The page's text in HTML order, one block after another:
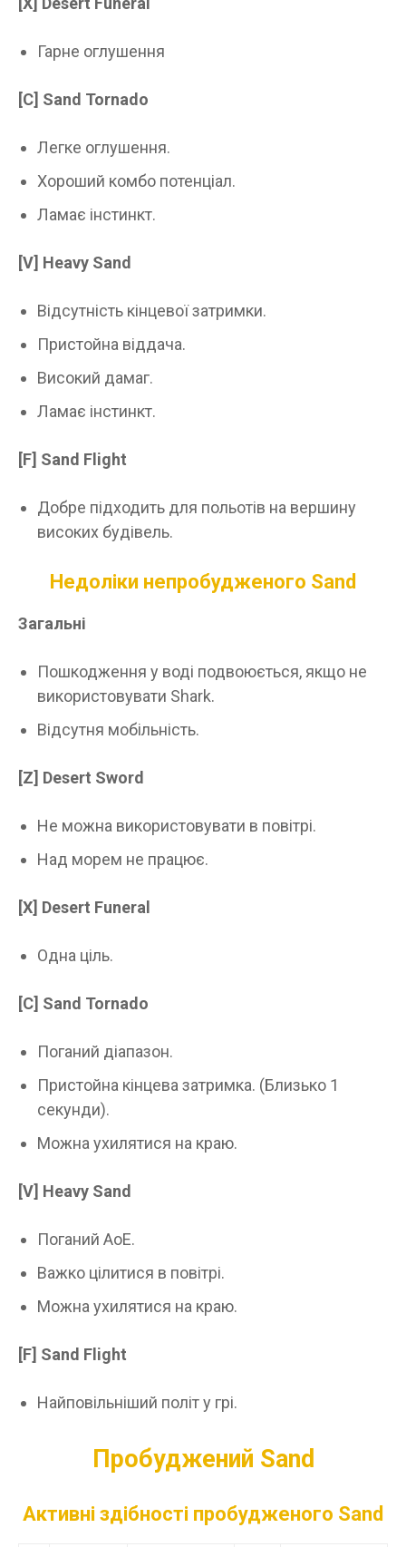
Гарне оглушення
[C] Sand Tornado
Легке оглушення.
Хороший комбо потенціал.
Ламає інстинкт.
[V] Heavy Sand
Відсутність кінцевої затримки.
Пристойна віддача.
Високий дамаг.
Ламає інстинкт.
[F] Sand Flight
Добре підходить для польотів на вершину
високих будівель.
Недоліки непробудженого Sand
Загальні
Пошкодження у воді подвоюється, якщо не
використовувати Shark.
Відсутня мобільність.
[Z] Desert Sword
Не можна використовувати в повітрі.
Над морем не працює.
[X] Desert Funeral
Одна ціль.
[C] Sand Tornado
Поганий діапазон.
Пристойна кінцева затримка. (Близько 1
секунди).
Можна ухилятися на краю.
[V] Heavy Sand
Поганий AoE.
Важко цілитися в повітрі.
Можна ухилятися на краю.
[F] Sand Flight
Найповільніший політ у грі.
Пробуджений Sand
Активні здібності пробудженого Sand